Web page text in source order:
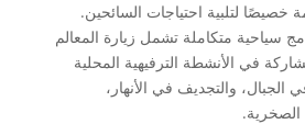
لتلبية احتياجات السائحين.
سياحية متكاملة تشمل زيارة المعالم
في الأنشطة الترفيهية المحلية
والتجديف في الأنهار،